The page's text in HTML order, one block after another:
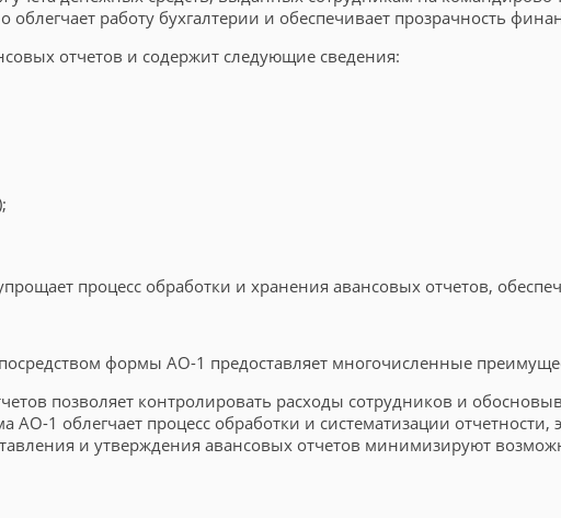
работу бухгалтерии и обеспечивает прозрачность
отчетов и содержит следующие сведения:
процесс обработки и хранения авансовых отчетов,
формы АО-1 предоставляет многочисленные
позволяет контролировать расходы сотрудников и
АО-1 облегчает процесс обработки и систематизации
и утверждения авансовых отчетов минимизируют